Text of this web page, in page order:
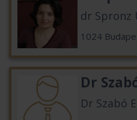
dr Spronz
1024
Dr
Dr Szabó